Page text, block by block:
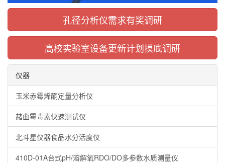
孔径分析仪需求有奖调研
高校实验室设备更新计划摸底调研
仪器
玉米赤霉烯酮定量分析仪
赭曲霉毒素快速测试仪
北斗星仪器食品水分活度仪
410D-01A台式pH/溶解氧RDO/DO多参数水质测量仪